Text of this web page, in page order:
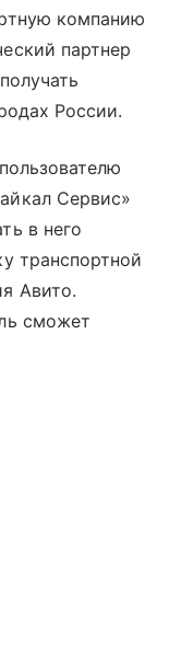
компанию
партнер
России.
Сервис»
в него
транспортной
Авито.
сможет